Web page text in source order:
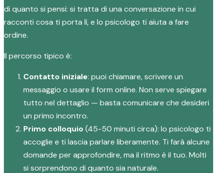
di quanto si pensi: si tratta di una conversazione in cui
racconti cosa ti porta lì, e lo psicologo ti aiuta a fare
ordine.
Il percorso tipico è:
Contatto iniziale: puoi chiamare, scrivere un
messaggio o usare il form online. Non serve spiegare
tutto nel dettaglio — basta comunicare che desideri
un primo incontro.
Primo colloquio(45-50 minuti circa): lo psicologo ti
accoglie e ti lascia parlare liberamente. Ti farà alcune
domande per approfondire, ma il ritmo è il tuo. Molti
si sorprendono di quanto sia naturale.